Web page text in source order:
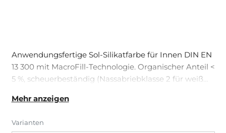
Anwendungsfertige Sol-Silikatfarbe für Innen DIN EN
13 300 mit MacroFill-Technologie. Organischer Anteil <
5 %, scheuerbeständig (Nassabriebklasse 2 für weiß
Farbtöne in ultramatter Optik. Besonders geeignet
Lichtverhältnisse. Die Premiumqualität für maximale
Mehr anzeigen
Varianten